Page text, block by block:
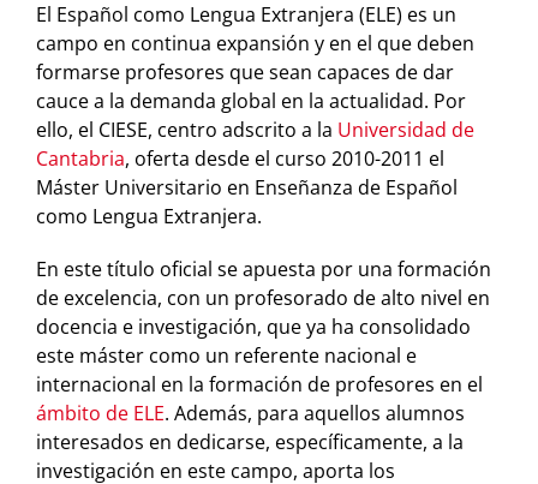
El Español como Lengua Extranjera (ELE) es un
campo en continua expansión y en el que deben
formarse profesores que sean capaces de dar
cauce a la demanda global en la actualidad. Por
ello, el CIESE, centro adscrito a la Universidad de
Cantabria, oferta desde el curso 2010-2011 el
Máster Universitario en Enseñanza de Español
como Lengua Extranjera.
En este título oficial se apuesta por una formación
de excelencia, con un profesorado de alto nivel en
docencia e investigación, que ya ha consolidado
este máster como un referente nacional e
internacional en la formación de profesores en el
ámbito de ELE. Además, para aquellos alumnos
interesados en dedicarse, específicamente, a la
investigación en este campo, aporta los